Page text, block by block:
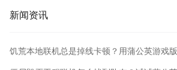
新闻资讯